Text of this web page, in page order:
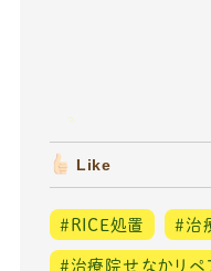
Like
＃RICE処置 ＃治
＃治療院せなかリペ